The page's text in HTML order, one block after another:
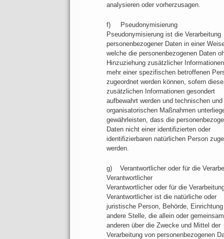
analysieren oder vorherzusagen.
f) Pseudonymisierung
Pseudonymisierung ist die Verarbeitung
personenbezogener Daten in einer
welche die personenbezogenen Daten
Hinzuziehung zusätzlicher
mehr einer spezifischen betroffenen
zugeordnet werden können, sofern diese
zusätzlichen Informationen gesondert
aufbewahrt werden und technischen und
organisatorischen Maßnahmen
gewährleisten, dass die
Daten nicht einer identifizierten oder
identifizierbaren natürlichen Person
werden.
g) Verantwortlicher oder für die
Verantwortlicher
Verantwortlicher oder für die
Verantwortlicher ist die natürliche oder
juristische Person, Behörde, Einrichtung
andere Stelle, die allein oder
anderen über die Zwecke und Mittel der
Verarbeitung von personenbezogenen